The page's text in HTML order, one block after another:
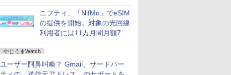
ョンへの更新を呼び掛け
ニフティ、「NifMo」でeSIM
の提供を開始。対象の光回線
利用者には11カ月間月額770
円割引のキャンペーン
やじうまWatch
ユーザー阿鼻叫喚？ Gmail、サードパー